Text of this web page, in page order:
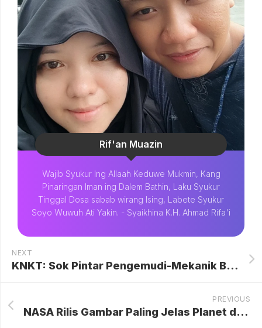
Rif'an Muazin
Wajib Syukur Ing Allaah Keduwe Mukmin, Kang
Pinaringan Iman ing Dalem Bathin, Laku Syukur
Tinggal Dosa sabab wirang Ising, Labete Syukur
Soyo Wuwuh Ati Yakin. - Syaikhina K.H. Ahmad Rifa'i
NEXT
KNKT: Sok Pintar Pengemudi-Mekanik Bus dan Truk di Indonesia Ancaman Keselamatan Fatal
PREVIOUS
NASA Rilis Gambar Paling Jelas Planet di Tata Surya